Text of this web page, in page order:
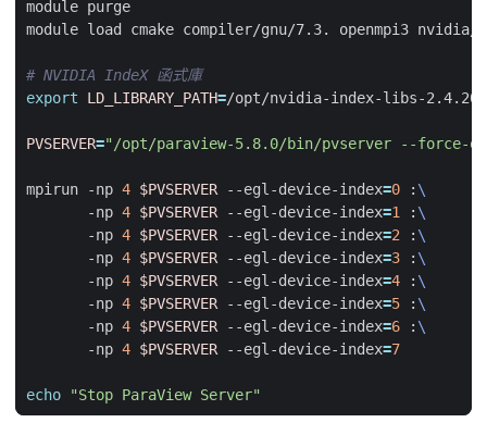
# NVIDIA IndeX 函式庫
export
LD_LIBRARY_PATH=
PVSERVER="/opt/paraview-5.8.0/bin/pvserver --
mpirun -np 4 $PVSERVER --egl-device-index=0 :
       -np
4 $PVSERVER --egl-device-index=1 :
       -np
4 $PVSERVER --egl-device-index=2 :
       -np
4 $PVSERVER --egl-device-index=3 :
       -np
4 $PVSERVER --egl-device-index=4 :
       -np
4 $PVSERVER --egl-device-index=5 :
       -np
4 $PVSERVER --egl-device-index=6 :
       -np
4 $PVSERVER --egl-device-index=7
echo "Stop ParaView Server"